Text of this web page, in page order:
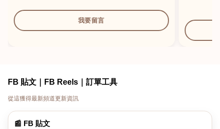
我要留言
FB 貼文｜FB Reels｜訂單工具
從這獲得最新頻道更新資訊
📰 FB 貼文